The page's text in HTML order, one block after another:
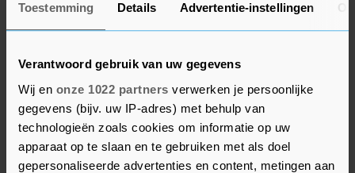
Toestemming Details Advertentie-instellingen
Verantwoord gebruik van uw gegevens
Wij en onze 1022 partners verwerken je persoonlijke
gegevens (bijv. uw IP-adres) met behulp van
technologieën zoals cookies om informatie op uw
apparaat op te slaan en te gebruiken met als doel
gepersonaliseerde advertenties en content, metingen aan